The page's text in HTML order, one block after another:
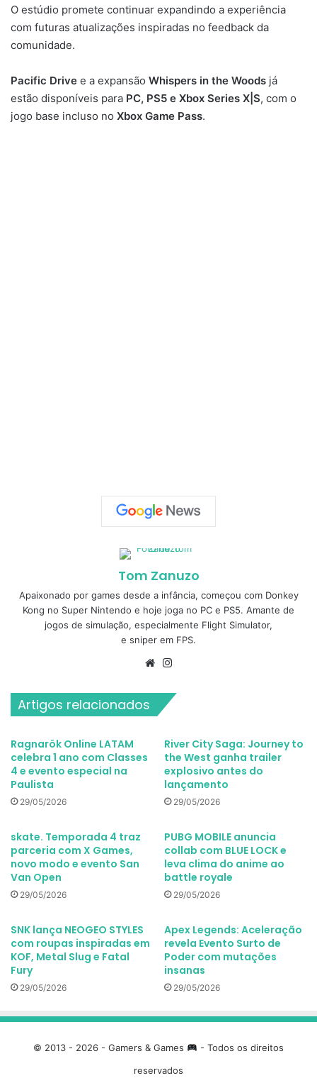
O estúdio promete continuar expandindo a experiência
com futuras atualizações inspiradas no feedback da
comunidade.
Pacific Drive e a expansão Whispers in the Woods já
estão disponíveis para PC, PS5 e Xbox Series X|S, com o
jogo base incluso no Xbox Game Pass.
Tom Zanuzo
Apaixonado por games desde a infância, começou com Donkey
Kong no Super Nintendo e hoje joga no PC e PS5. Amante de
jogos de simulação, especialmente Flight Simulator,
e sniper em FPS.
Website
Artigos relacionados
Ragnarök Online LATAM
celebra 1 ano com Classes
4 e evento especial na
Paulista
29/05/2026
River City Saga: Journey to
the West ganha trailer
explosivo antes do
lançamento
29/05/2026
skate. Temporada 4 traz
parceria com X Games,
novo modo e evento San
Van Open
29/05/2026
PUBG MOBILE anuncia
collab com BLUE LOCK e
leva clima do anime ao
battle royale
29/05/2026
SNK lança NEOGEO STYLES
com roupas inspiradas em
KOF, Metal Slug e Fatal
Fury
29/05/2026
Apex Legends: Aceleração
revela Evento Surto de
Poder com mutações
insanas
29/05/2026
© 2013 - 2026 - Gamers & Games
- Todos os direitos
reservados